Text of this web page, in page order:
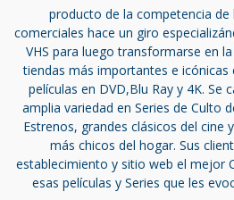
producto de la competencia de
comerciales hace un giro
VHS para luego transformarse en
tiendas más importantes e icónicas
películas en DVD,Blu Ray y 4K. Se
amplia variedad en Series de Culto
Estrenos, grandes clásicos del cine
más chicos del hogar. Sus
establecimiento y sitio web el mejor
esas películas y Series que les